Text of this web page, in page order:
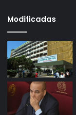
Modificadas